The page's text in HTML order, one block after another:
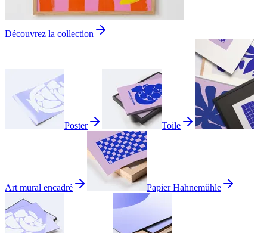
Découvrez la collection
Poster Toile
Art mural encadré Papier Hahnemühle